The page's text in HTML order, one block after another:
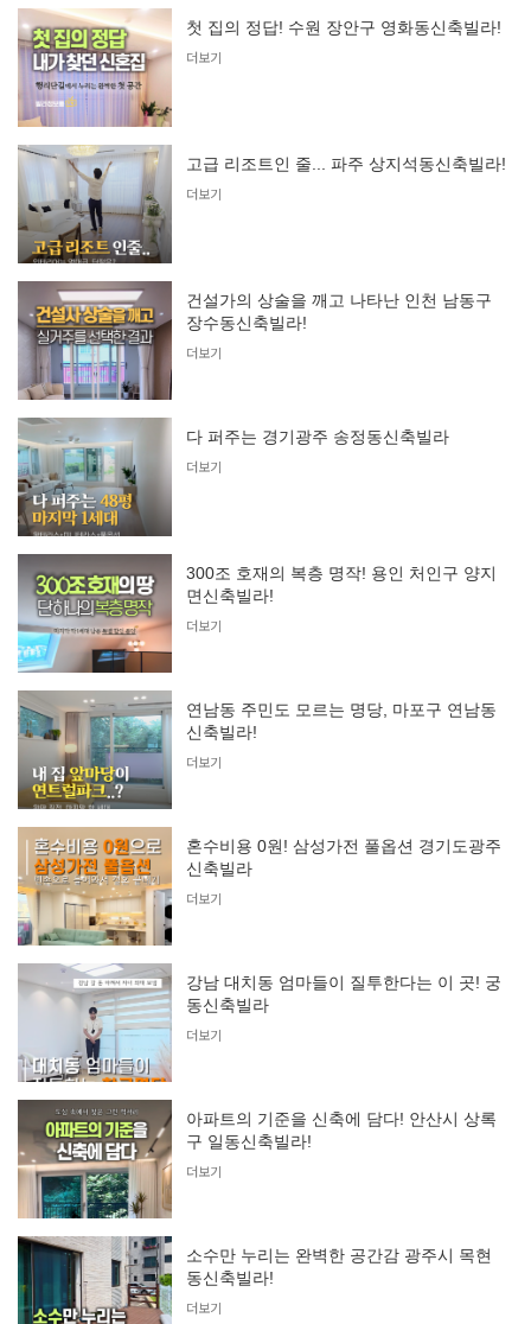
첫 집의 정답! 수원 장안구 영화동신축빌라!
더보기
고급 리조트인 줄... 파주 상지석동신축빌라!
더보기
건설가의 상술을 깨고 나타난 인천 남동구
장수동신축빌라!
더보기
다 퍼주는 경기광주 송정동신축빌라
더보기
300조 호재의 복층 명작! 용인 처인구 양지
면신축빌라!
더보기
연남동 주민도 모르는 명당, 마포구 연남동
신축빌라!
더보기
혼수비용 0원! 삼성가전 풀옵션 경기도광주
신축빌라
더보기
강남 대치동 엄마들이 질투한다는 이 곳! 궁
동신축빌라
더보기
아파트의 기준을 신축에 담다! 안산시 상록
구 일동신축빌라!
더보기
소수만 누리는 완벽한 공간감 광주시 목현
동신축빌라!
더보기